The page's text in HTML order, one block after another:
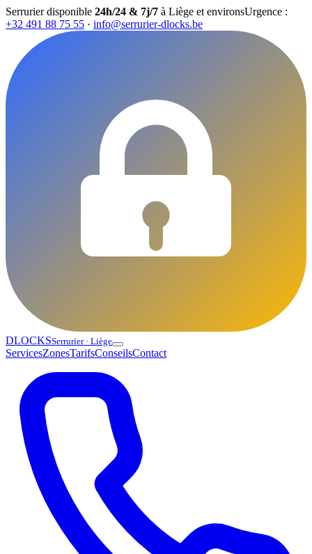
Serrurier disponible 24h/24 & 7j/7 à Liège et environsUrgence :
+32 491 88 75 55 · info@serrurier-dlocks.be
DLOCKSSerrurier · Liège
ServicesZonesTarifsConseilsContact